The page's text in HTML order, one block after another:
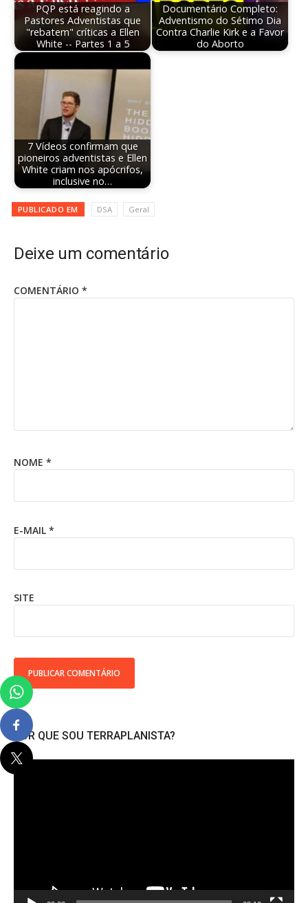
PQP está reagindo a
Pastores Adventistas que
"rebatem" críticas a Ellen
White -- Partes 1 a 5
Documentário Completo:
Adventismo do Sétimo Dia
Contra Charlie Kirk e a Favor
do Aborto
7 Vídeos confirmam que
pioneiros adventistas e Ellen
White criam nos apócrifos,
inclusive no…
PUBLICADO EM DSA Geral
Deixe um comentário
COMENTÁRIO *
NOME *
E-MAIL *
SITE
POR QUE SOU TERRAPLANISTA?
Tocador